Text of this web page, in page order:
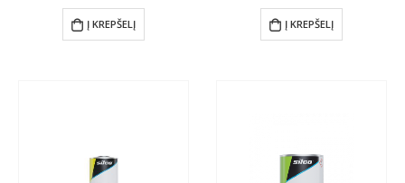
Į KREPŠELĮ Į KREPŠELĮ